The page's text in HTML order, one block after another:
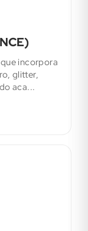
incorpora
glitter,
aca...